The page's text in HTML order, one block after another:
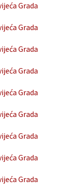
Grada
Grada
Grada
Grada
Grada
Grada
Grada
Grada
Grada